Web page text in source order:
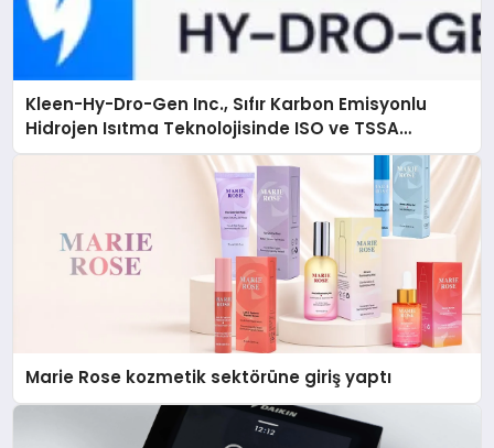
Kleen-Hy-Dro-Gen Inc., Sıfır Karbon Emisyonlu
Hidrojen Isıtma Teknolojisinde ISO ve TSSA
Düzenleyici Onaylarını Aldı
Marie Rose kozmetik sektörüne giriş yaptı